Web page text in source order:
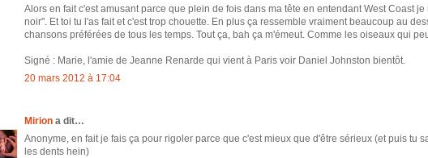
Alors en fait c'est amusant parce que plein de fois dans ma tête en entendant West Coast
noir". Et toi tu l'as fait et c'est trop chouette. En plus ça ressemble vraiment beaucoup au
chansons préférées de tous les temps. Tout ça, bah ça m'émeut. Comme les oiseaux qui
Signé : Marie, l'amie de Jeanne Renarde qui vient à Paris voir Daniel Johnston bientôt.
20 mars 2012 à 17:04
Mirion a dit…
Anonyme, en fait je fais ça pour rigoler parce que c'est mieux que d'être sérieux (et puis tu
les dents hein)